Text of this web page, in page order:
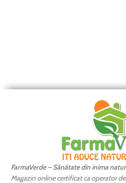
FarmaVerde – Sănătate din inima
Magazin online certificat ca operator